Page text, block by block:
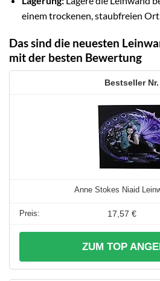
einem trockenen, staubfreien
Das sind die neuesten
mit der besten Bewertung
Anne Stokes Niaid
17,57 €
ZUM TOP